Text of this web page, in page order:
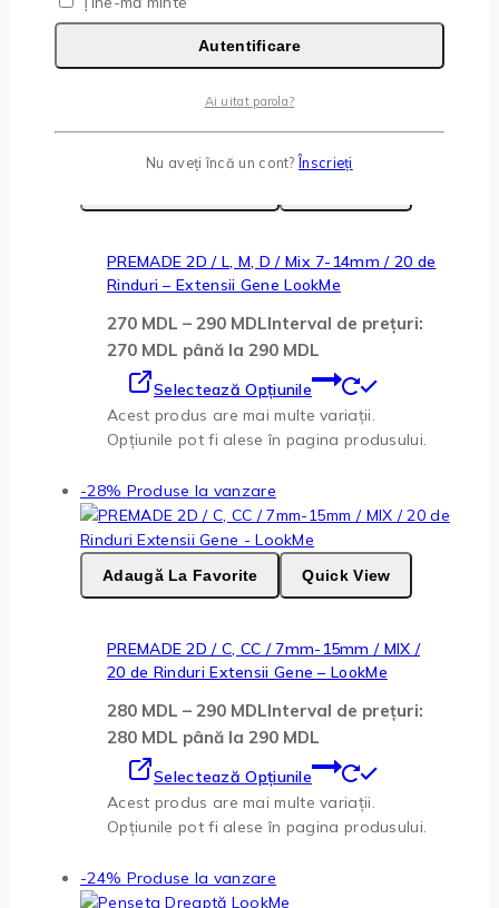
Produse similare
Produse la vanzare
PREMADE 2D / L, M, D / Mix 7-14mm / 20 de
Rinduri – Extensii Gene LookMe
270 MDL – 290 MDLInterval de prețuri:
270 MDL până la 290 MDL
Selectează Opțiunile
Acest produs are mai multe variații.
Opțiunile pot fi alese în pagina produsului.
-28% Produse la vanzare
Adaugă La Favorite Quick View
PREMADE 2D / C, CC / 7mm-15mm / MIX /
20 de Rinduri Extensii Gene – LookMe
280 MDL – 290 MDLInterval de prețuri:
280 MDL până la 290 MDL
Selectează Opțiunile
Acest produs are mai multe variații.
Opțiunile pot fi alese în pagina produsului.
-24% Produse la vanzare
Autentificare
Ai uitat parola?
Nu aveți încă un cont?Înscrieți